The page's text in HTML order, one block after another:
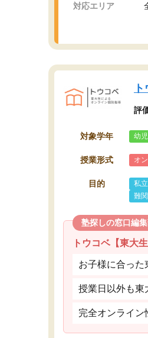
対応エリア
評
対象学年 幼児
授業形式 オ
目的 私
難
塾探しの窓口編
トウコベ【東大
お子様に合った
授業日以外も東
完全オンライン